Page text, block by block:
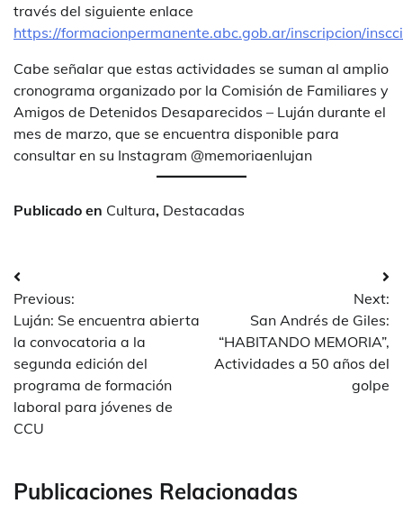
través del siguiente enlace
https://formacionpermanente.abc.gob.ar/inscripcion/
Cabe señalar que estas actividades se suman al amplio
cronograma organizado por la Comisión de Familiares y
Amigos de Detenidos Desaparecidos – Luján durante el
mes de marzo, que se encuentra disponible para
consultar en su Instagram @memoriaenlujan
Publicado en Cultura, Destacadas
Navegación
de
entradas
Previous:
Luján: Se encuentra abierta
la convocatoria a la
segunda edición del
programa de formación
laboral para jóvenes de
CCU
Next:
San Andrés de Giles:
“HABITANDO MEMORIA”,
Actividades a 50 años del
golpe
Publicaciones Relacionadas